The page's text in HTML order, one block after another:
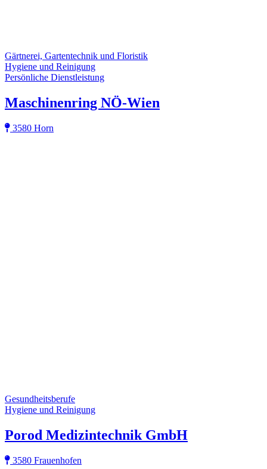
Gärtnerei, Gartentechnik und Floristik
Hygiene und Reinigung
Persönliche Dienstleistung
Maschinenring NÖ-Wien
3580 Horn
Gesundheitsberufe
Hygiene und Reinigung
Porod Medizintechnik GmbH
3580 Frauenhofen